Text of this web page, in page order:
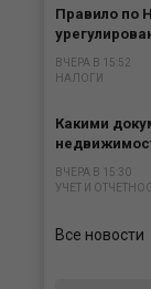
Правило по
ВЧЕРА В 15:52
НАЛОГИ
Какими
ВЧЕРА В 15:30
УЧЕТ И
Все новости